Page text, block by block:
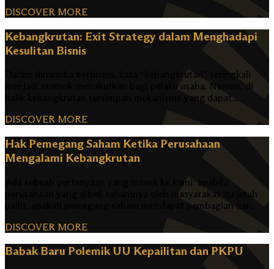
DISCOVER MORE
Kebangkrutan: Exit Strategy dalam Menghadapi
Kesulitan Bisnis
Dalam dinamika berbisnis, kata “kebangkrutan” seringkali
menjadi momok menakutkan bagi pelaku usaha. Namun, di
balik kebangkrutan tersimpan mekanisme yang dapat...
DISCOVER MORE
Hak Pemegang Saham Ketika Perusahaan
Mengalami Kebangkrutan
Ada sebuah pertanyaan yang masuk ke kami: apabila
perusahaan yang dibeli sahamnya oleh masyarakat itu jatuh
pailit, apakah pemegang saham mendapat pembagian har...
DISCOVER MORE
Babak Baru Polemik UU Kepailitan dan PKPU